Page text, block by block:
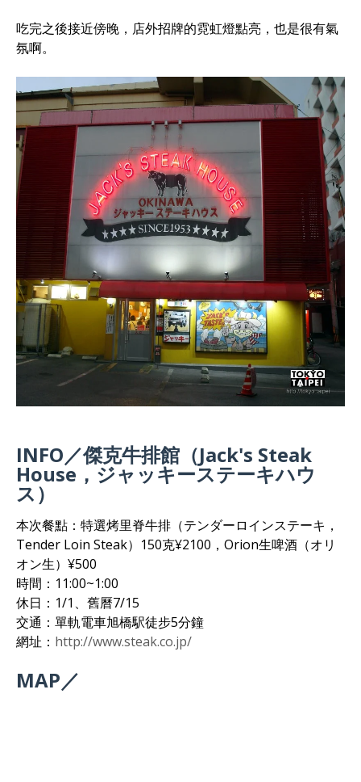
吃完之後接近傍晚，店外招牌的霓虹燈點亮，也是很有氣
氛啊。
INFO／傑克牛排館（Jack's Steak
House，ジャッキーステーキハウ
ス）
本次餐點：特選烤里脊牛排（テンダーロインステーキ，
Tender Loin Steak）150克¥2100，Orion生啤酒（オリ
オン生）¥500
時間：11:00~1:00
休日：1/1、舊曆7/15
交通：單軌電車旭橋駅徒步5分鐘
網址： http://www.steak.co.jp/
MAP／